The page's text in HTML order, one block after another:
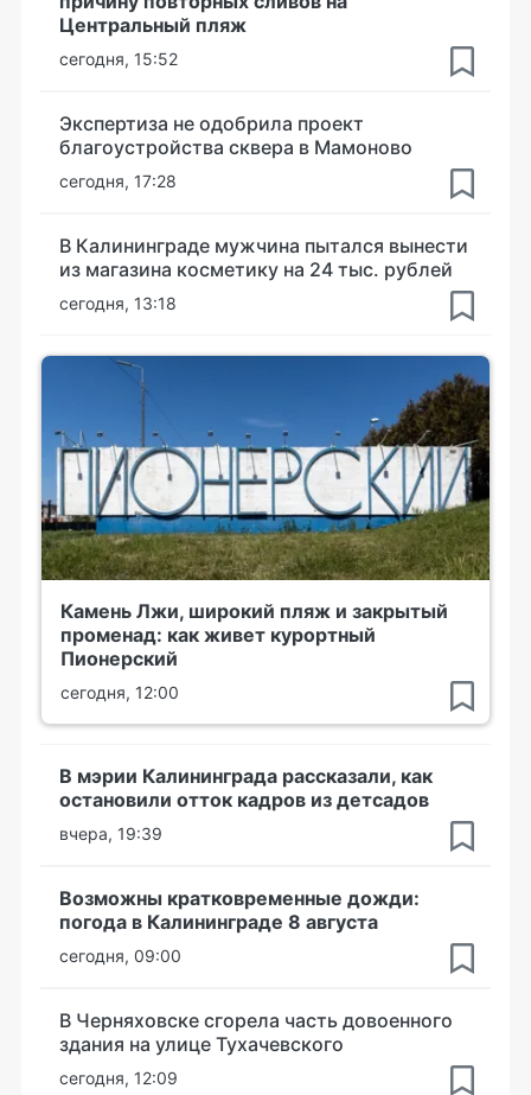
Центральный пляж
сегодня, 15:52
Экспертиза не одобрила проект
благоустройства сквера в Мамоново
сегодня, 17:28
В Калининграде мужчина пытался вынести
из магазина косметику на 24 тыс. рублей
сегодня, 13:18
Камень Лжи, широкий пляж и закрытый
променад: как живет курортный
Пионерский
сегодня, 12:00
В мэрии Калининграда рассказали, как
остановили отток кадров из детсадов
вчера, 19:39
Возможны кратковременные дожди:
погода в Калининграде 8 августа
сегодня, 09:00
В Черняховске сгорела часть довоенного
здания на улице Тухачевского
сегодня, 12:09